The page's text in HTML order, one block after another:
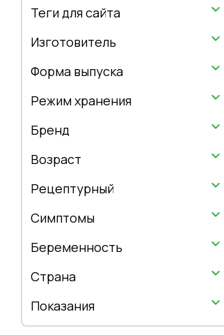
Теги для сайта
Изготовитель
Форма выпуска
Режим хранения
Бренд
Возраст
Рецептурный
Симптомы
Беременность
Страна
Показания